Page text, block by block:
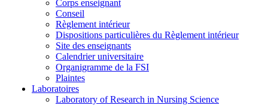
Corps enseignant
Conseil
Règlement intérieur
Dispositions particulières du Règlement intérieur
Site des enseignants
Calendrier universitaire
Organigramme de la FSI
Plaintes
Laboratoires
Laboratory of Research in Nursing Science